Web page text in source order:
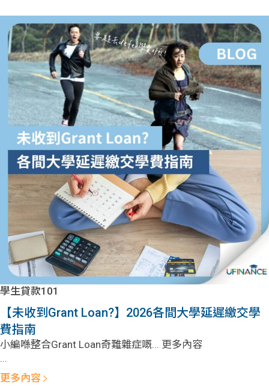
學生貸款101
【未收到Grant Loan?】2026各間大學延遲繳交學
費指南
小編喺整合Grant Loan奇難雜症嘅... 更多內容
...
更多內容